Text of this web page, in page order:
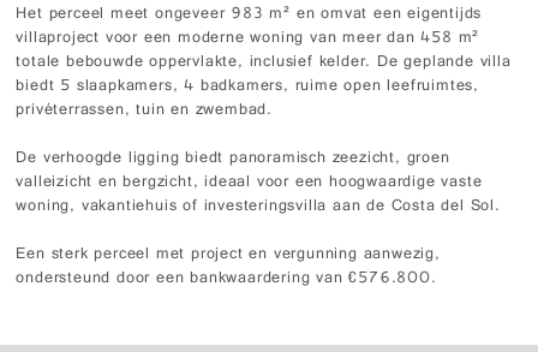
Het perceel meet ongeveer 983 m² en omvat een eigentijds
villaproject voor een moderne woning van meer dan 458 m²
totale bebouwde oppervlakte, inclusief kelder. De geplande villa
biedt 5 slaapkamers, 4 badkamers, ruime open leefruimtes,
privéterrassen, tuin en zwembad.
De verhoogde ligging biedt panoramisch zeezicht, groen
valleizicht en bergzicht, ideaal voor een hoogwaardige vaste
woning, vakantiehuis of investeringsvilla aan de Costa del Sol.
Een sterk perceel met project en vergunning aanwezig,
ondersteund door een bankwaardering van €576.800.